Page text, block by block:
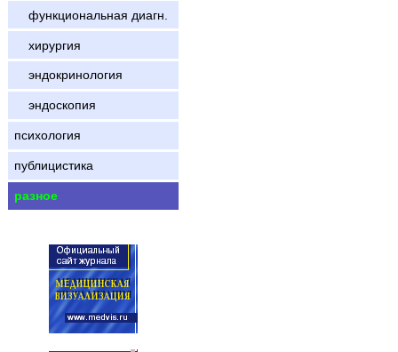
функциональная диагн.
хирургия
эндокринология
эндоскопия
психология
публицистика
разное